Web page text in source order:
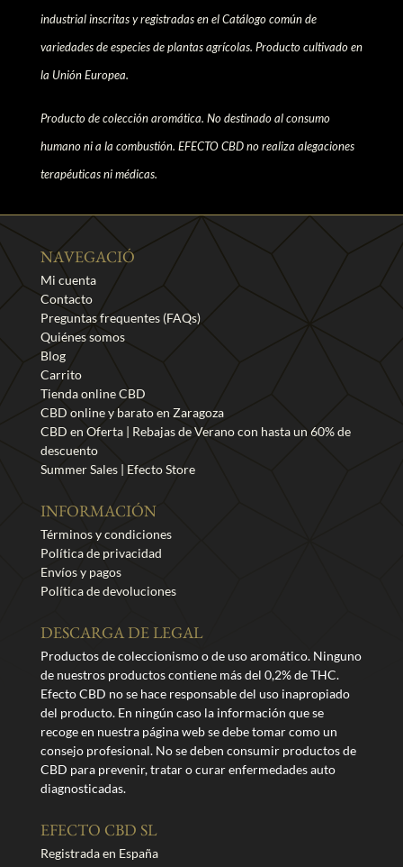
industrial inscritas y registradas en el Catálogo común de
variedades de especies de plantas agrícolas. Producto cultivado en
la Unión Europea.
Producto de colección aromática. No destinado al consumo
humano ni a la combustión. EFECTO CBD no realiza alegaciones
terapéuticas ni médicas.
NAVEGACIÓ
Mi cuenta
Contacto
Preguntas frequentes (FAQs)
Quiénes somos
Blog
Carrito
Tienda online CBD
CBD online y barato en Zaragoza
CBD en Oferta | Rebajas de Verano con hasta un 60% de
descuento
Summer Sales | Efecto Store
INFORMACIÓN
Términos y condiciones
Política de privacidad
Envíos y pagos
Política de devoluciones
DESCARGA DE LEGAL
Productos de coleccionismo o de uso aromático. Ninguno
de nuestros productos contiene más del 0,2% de THC.
Efecto CBD no se hace responsable del uso inapropiado
del producto. En ningún caso la información que se
recoge en nuestra página web se debe tomar como un
consejo profesional. No se deben consumir productos de
CBD para prevenir, tratar o curar enfermedades auto
diagnosticadas.
EFECTO CBD SL
Registrada en España